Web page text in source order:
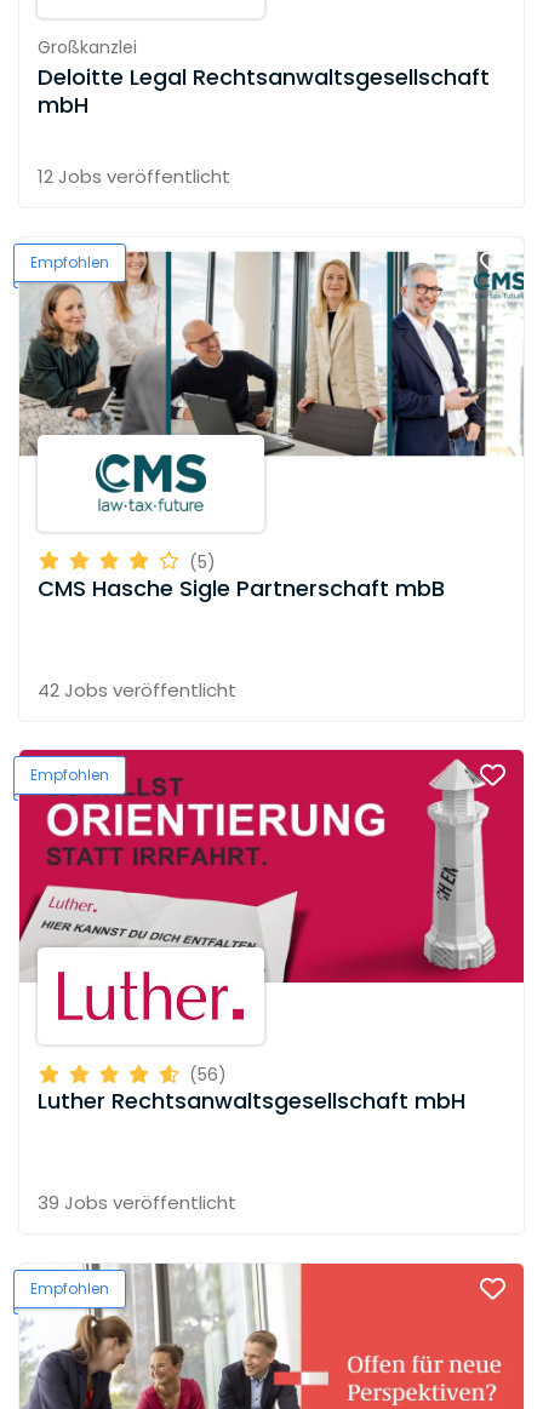
Großkanzlei
Deloitte Legal Rechtsanwaltsgesellschaft
mbH
12 Jobs veröffentlicht
Empfohlen
(5)
CMS Hasche Sigle Partnerschaft mbB
42 Jobs veröffentlicht
Empfohlen
(56)
Luther Rechtsanwaltsgesellschaft mbH
39 Jobs veröffentlicht
Empfohlen